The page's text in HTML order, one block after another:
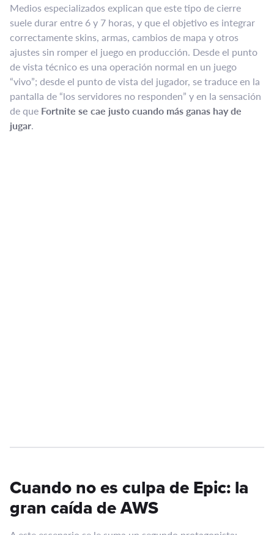
Medios especializados explican que este tipo de cierre
suele durar entre 6 y 7 horas, y que el objetivo es integrar
correctamente skins, armas, cambios de mapa y otros
ajustes sin romper el juego en producción. Desde el punto
de vista técnico es una operación normal en un juego
“vivo”; desde el punto de vista del jugador, se traduce en la
pantalla de “los servidores no responden” y en la sensación
de que Fortnite se cae justo cuando más ganas hay de
jugar.
Cuando no es culpa de Epic: la
gran caída de AWS